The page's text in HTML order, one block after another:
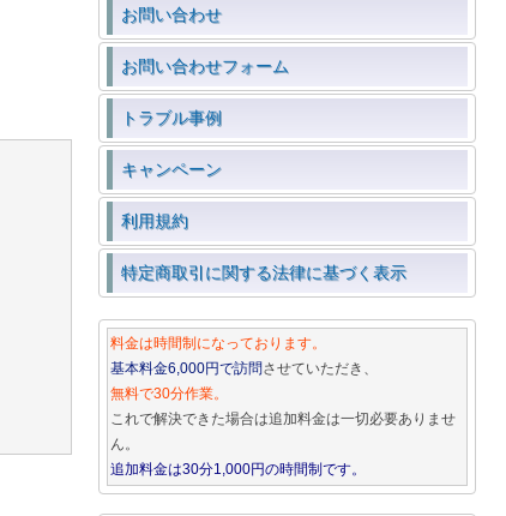
お問い合わせ
お問い合わせフォーム
トラブル事例
キャンペーン
利用規約
特定商取引に関する法律に基づく表示
料金は時間制になっております。
基本料金6,000円で訪問させていただき、
無料で30分作業。
これで解決できた場合は追加料金は一切必要ありませ
ん。
追加料金は30分1,000円の時間制です。